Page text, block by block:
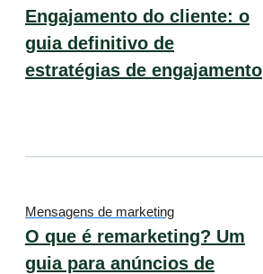
Engajamento do cliente: o
guia definitivo de
estratégias de engajamento
Mensagens de marketing
O que é remarketing? Um
guia para anúncios de